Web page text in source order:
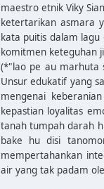
G
Anggo bake hu disi
D
disi udean hu
[Outro]
G D G
maestro etnik Viky
ketertarikan asmara
kata puitis dalam lagu
komitmen keteguhan
(*"lao pe au marhuta
Unsur edukatif yang
mengenai
kepastian loyalitas
tanah tumpah darah
bake hu disi
mempertahankan
air yang tak padam